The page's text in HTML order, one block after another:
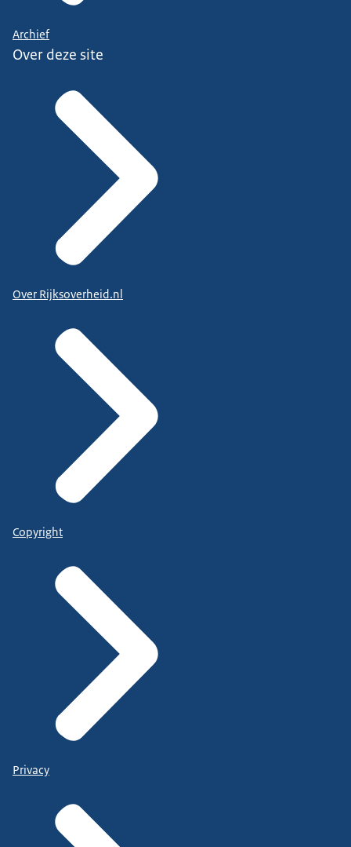
Archief
Over deze site
Over Rijksoverheid.nl
Copyright
Privacy